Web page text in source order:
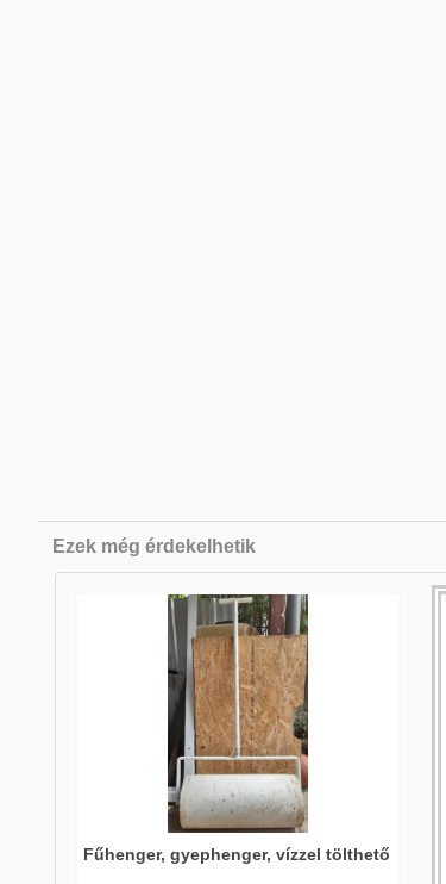
Ezek még érdekelhetik
Fűhenger, gyephenger, vízzel tölthető